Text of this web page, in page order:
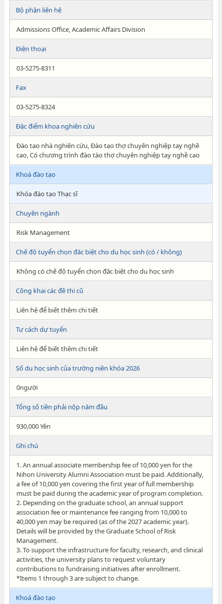
Bộ phận liên hệ
Admissions Office, Academic Affairs Division
Điện thoại
03-5275-8311
Fax
03-5275-8324
Đặc điểm khoa nghiên cứu
Đào tạo nhà nghiên cứu, Đào tạo thợ chuyên nghiệp tay nghề
cao, Có chương trình đào tào thợ chuyên nghiệp tay nghề cao
Khoá đào tạo
Khóa đào tạo Thạc sĩ
Chuyên ngành
Risk Management
Chế độ tuyển chọn đăc biệt cho du học sinh (có / không)
Không có chế độ tuyển chọn đăc biệt cho du học sinh
Công khai các đề thi cũ
Liên hệ để biết thêm chi tiết
Tư cách dự tuyển
Liên hệ để biết thêm chi tiết
Số du học sinh của trường niên khóa 2026
0người
Tổng số tiền phải nộp năm đầu
930,000 Yên
Ghi chú
1. An annual associate membership fee of 10,000 yen for the
Nihon University Alumni Association must be paid. Additionally,
a fee of 10,000 yen covering the first year of full membership
must be paid during the academic year of program completion.
2. Depending on the graduate school, an annual support
association fee or maintenance fee ranging from 10,000 to
40,000 yen may be required (as of the 2027 academic year).
Details will be provided by the Graduate School of Risk
Management.
3. To support the infrastructure for faculty, research, and clinical
activities, the university plans to request voluntary
contributions to fundraising initiatives after enrollment.
*Items 1 through 3 are subject to change.
Khoá đào tạo